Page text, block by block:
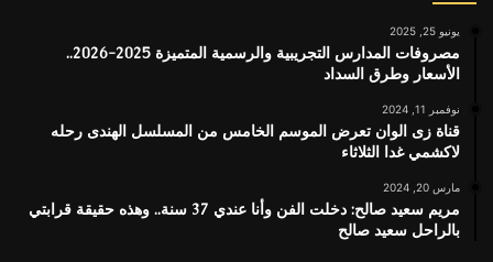
يونيو 25, 2025
مصروفات المدارس التجريبية والرسمية المتميزة 2025-2026..
الأسعار وطرق السداد
نوفمبر 11, 2024
قناة زى الوان تعرض الموسم الخامس من المسلسل الهندى رحله
لاكشمي غدا الثلاثاء
مارس 20, 2024
مريم سعيد صالح: دخلت الفن وأنا عندي 37 سنة.. وهذه حقيقة قرابتي
بالراحل سعيد صالح